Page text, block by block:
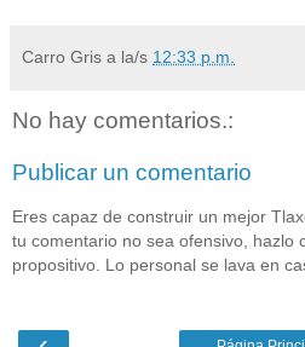
Carro Gris a la/s 12:33 p.m.
No hay comentarios.:
Publicar un comentario
Eres capaz de construir un mejor
tu comentario no sea ofensivo, hazlo
propositivo. Lo personal se lava en